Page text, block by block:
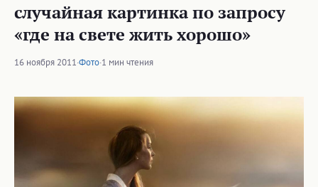
случайная картинка по запросу
«где на свете жить хорошо»
16 ноября 2011·Фото·1 мин чтения